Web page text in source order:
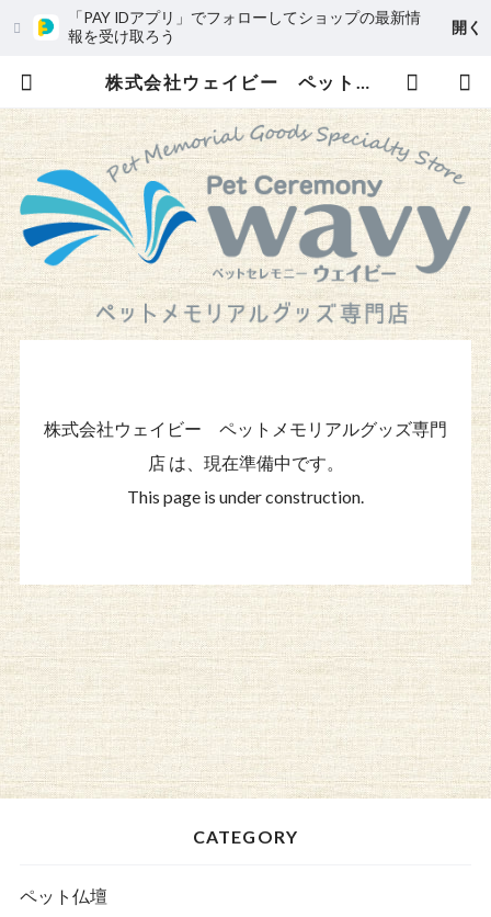
「PAY IDアプリ」でフォローしてショップの最新情
報を受け取ろう
開く
株式会社ウェイビー ペットメモリアルグッズ専門店
株式会社ウェイビー ペットメモリアルグッズ専門
店 は、現在準備中です。
This page is under construction.
CATEGORY
ペット仏壇